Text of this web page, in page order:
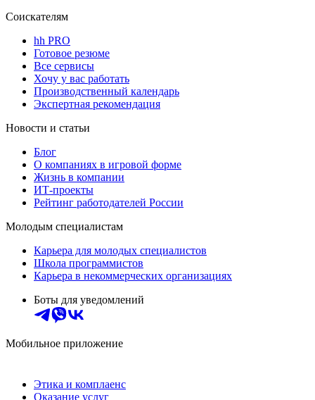
Соискателям
hh PRO
Готовое резюме
Все сервисы
Хочу у вас работать
Производственный календарь
Экспертная рекомендация
Новости и статьи
Блог
О компаниях в игровой форме
Жизнь в компании
ИТ-проекты
Рейтинг работодателей России
Молодым специалистам
Карьера для молодых специалистов
Школа программистов
Карьера в некоммерческих организациях
Боты для уведомлений
Мобильное приложение
Этика и комплаенс
Оказание услуг